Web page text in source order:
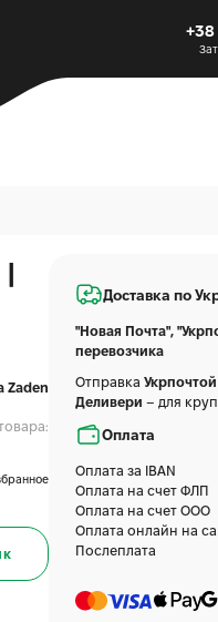
+38
|
Zaden
Доставка по
"Новая Почта",
перевозчика
Отправка
Деливери – для
Оплата
Оплата за IBAN
Оплата на счет ФЛП
Оплата на счет ООО
Оплата онлайн на
Послеплата